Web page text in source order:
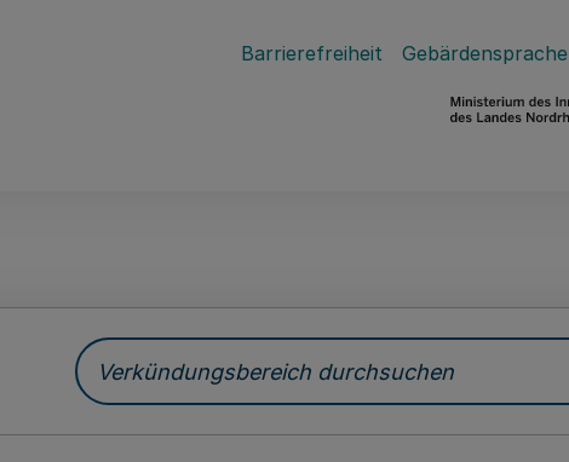
Barrierefreiheit Gebärdensprache
Verkündungsbereich durchsuchen